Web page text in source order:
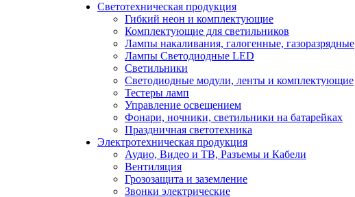
Светотехническая продукция
Гибкий неон и комплектующие
Комплектующие для светильников
Лампы накаливания, галогенные, газоразрядные
Лампы Светодиодные LED
Светильники
Светодиодные модули, ленты и комплектующие
Тестеры ламп
Управление освещением
Фонари, ночники, светильники на батарейках
Праздничная светотехника
Электротехническая продукция
Аудио, Видео и ТВ, Разъемы и Кабели
Вентиляция
Грозозащита и заземление
Звонки электрические